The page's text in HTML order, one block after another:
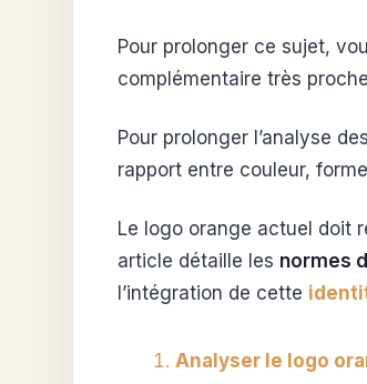
Pour prolonger ce sujet,
complémentaire très
Pour prolonger l’analyse
rapport entre couleur,
Le logo orange actuel doit
article détaille les normes
l’intégration de cette
Analyser le logo